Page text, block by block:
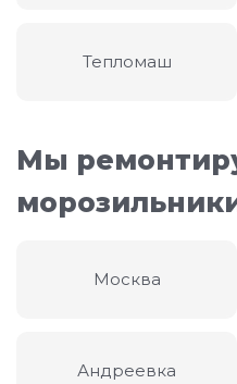
Тепломаш
Мы
Москва
Андреевка